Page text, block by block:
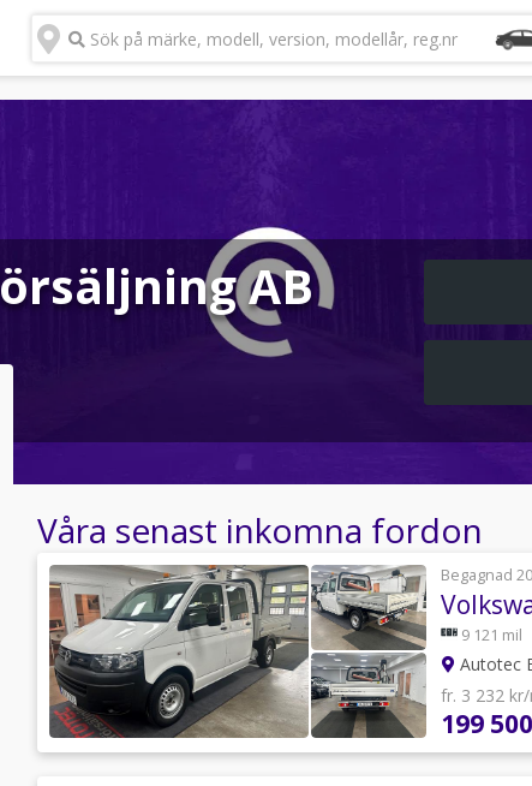
Sök på märke, modell, version, modellår, reg.nr
AB
Våra senast inkomna fordon
Begagnad
9 121 mil
Autotec
fr. 3 232
199